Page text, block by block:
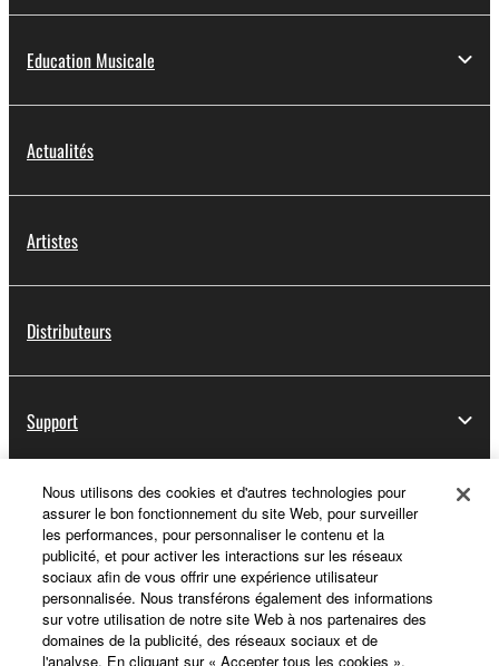
Education Musicale
Actualités
Artistes
Distributeurs
Support
Yamaha Music ID - Enregistrement
A propos de Yamaha
Nous utilisons des cookies et d'autres technologies pour
assurer le bon fonctionnement du site Web, pour surveiller
les performances, pour personnaliser le contenu et la
publicité, et pour activer les interactions sur les réseaux
sociaux afin de vous offrir une expérience utilisateur
personnalisée. Nous transférons également des informations
sur votre utilisation de notre site Web à nos partenaires des
domaines de la publicité, des réseaux sociaux et de
l'analyse. En cliquant sur « Accepter tous les cookies »,